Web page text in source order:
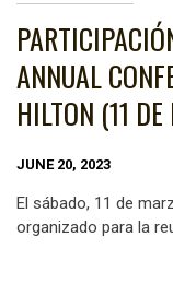
ANNUAL
HILTON (11
JUNE 20, 2023
El sábado, 11 de
organizado para la